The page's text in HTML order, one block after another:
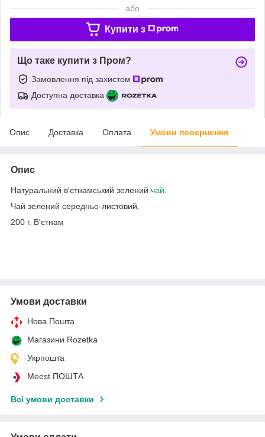
або
Купити з
Що таке купити з Пром?
Замовлення під захистом
Доступна доставка
Опис Доставка Оплата Умови повернення
Опис
Натуральний в'єтнамський зелений чай
Чай зелений середньо-листовий.
200 г. В'єтнам
Умови доставки
Нова Пошта
Магазини Rozetka
Укрпошта
Meest ПОШТА
Всі умови доставки